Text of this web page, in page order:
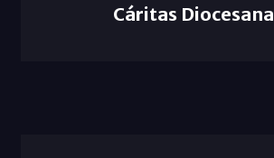
Cáritas Diocesana